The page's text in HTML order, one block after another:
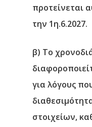
προτείνεται
την 1η.6.2027.
β) Το
για λόγους
στοιχείων,